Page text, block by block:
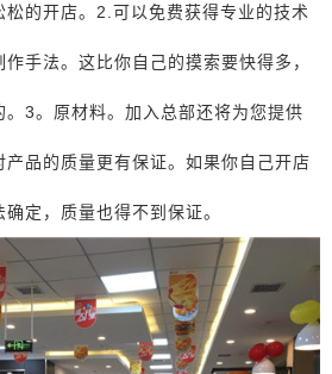
松的开店。2.可以免费获得专业的技术
手法。这比你自己的摸索要快得多，
3。原材料。加入总部还将为您提供
品的质量更有保证。如果你自己开店
定，质量也得不到保证。